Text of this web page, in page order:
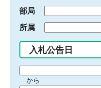
部局
所属
入札公告日
間から